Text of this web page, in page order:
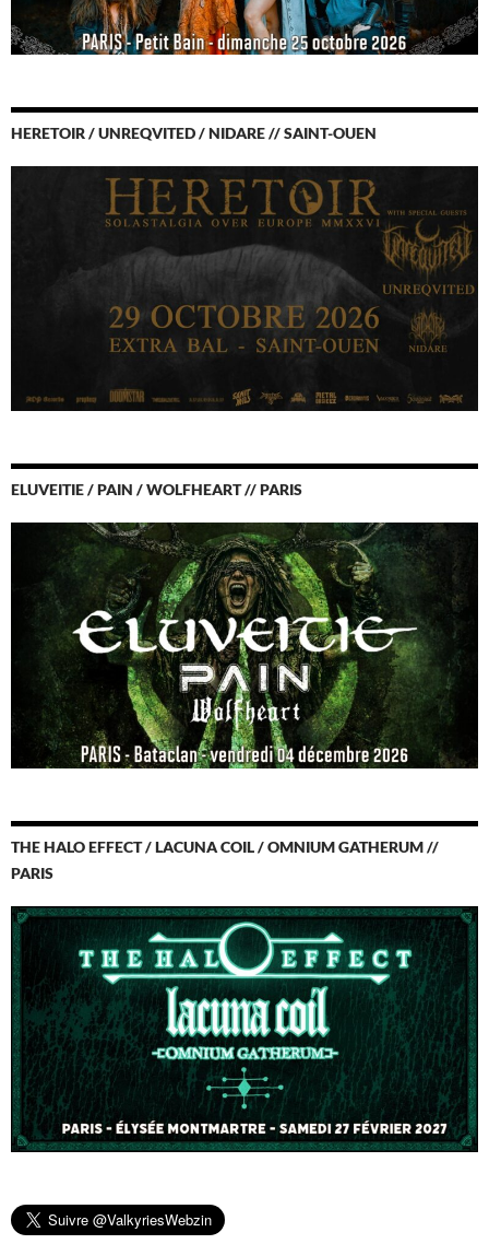
HERETOIR / UNREQVITED / NIDARE // SAINT-OUEN
ELUVEITIE / PAIN / WOLFHEART // PARIS
THE HALO EFFECT / LACUNA COIL / OMNIUM GATHERUM //
PARIS